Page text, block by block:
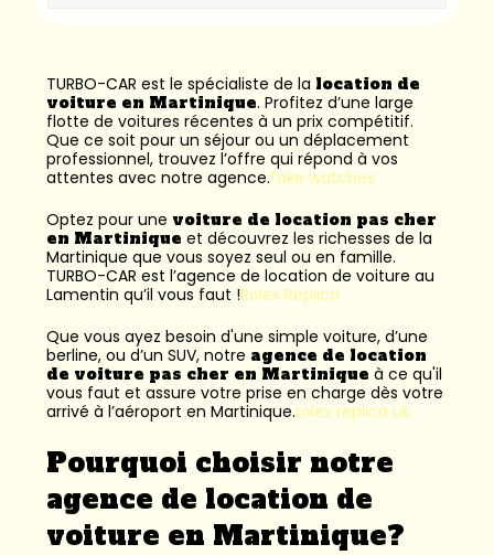
TURBO-CAR est le spécialiste de la location de
voiture en Martinique. Profitez d’une large
flotte de voitures récentes à un prix compétitif.
Que ce soit pour un séjour ou un déplacement
professionnel, trouvez l’offre qui répond à vos
attentes avec notre agence.fake watches
Optez pour une voiture de location pas cher
en Martinique et découvrez les richesses de la
Martinique que vous soyez seul ou en famille.
TURBO-CAR est l’agence de location de voiture au
Lamentin qu’il vous faut !Rolex Replica
Que vous ayez besoin d'une simple voiture, d’une
berline, ou d’un SUV, notre agence de location
de voiture pas cher en Martinique à ce qu'il
vous faut et assure votre prise en charge dès votre
arrivé à l’aéroport en Martinique.rolex replica uk
Pourquoi choisir notre
agence de location de
voiture en Martinique?